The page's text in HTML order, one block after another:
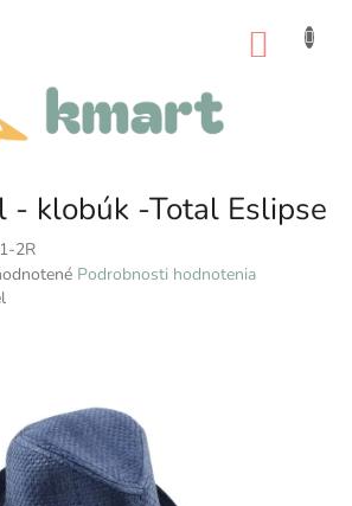
- klobúk -Total Eslipse
2R
Podrobnosti hodnotenia